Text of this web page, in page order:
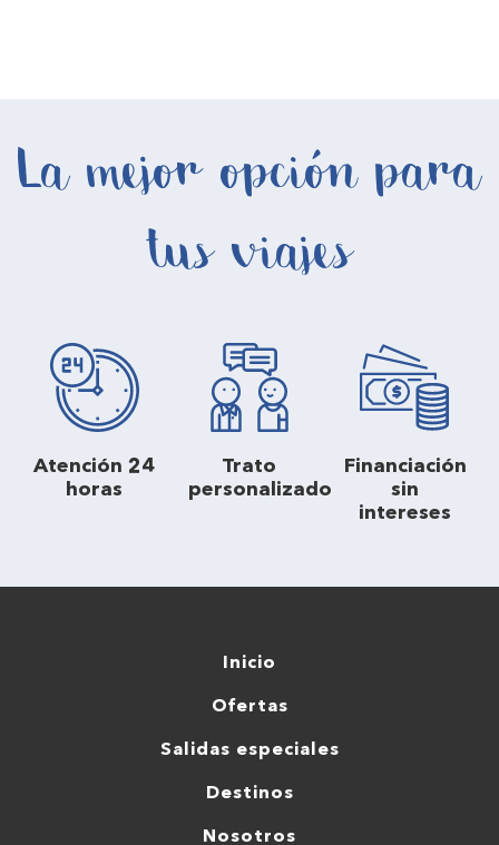
La mejor opción para
tus viajes
Atención 24
horas
Trato
personalizado
Financiación
sin
intereses
Inicio
Ofertas
Salidas especiales
Destinos
Nosotros